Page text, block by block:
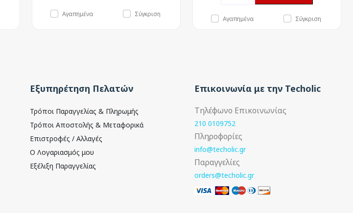
Αγαπημένα Σύγκριση
Αγαπημένα Σύγκριση
Εξυπηρέτηση Πελατών
Τρόποι Παραγγελίας & Πληρωμής
Τρόποι Αποστολής & Μεταφορικά
Επιστροφές / Αλλαγές
Ο Λογαριασμός μου
Εξέλιξη Παραγγελίας
Επικοινωνία με την Techolic
Τηλέφωνο Επικοινωνίας
210 0109752
Πληροφορίες
info@techolic.gr
Παραγγελίες
orders@techolic.gr